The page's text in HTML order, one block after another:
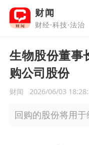
财闻
财经·科技·法治
生物股份董事
购公司股份
财闻 2026/06/03
回购的股份将用于